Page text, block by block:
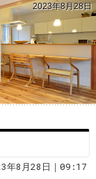
2023年8月28日
年8月28日｜09:17